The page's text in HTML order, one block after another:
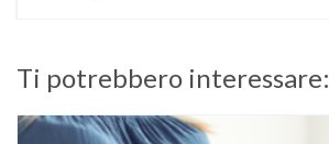
Ti potrebbero interessare: